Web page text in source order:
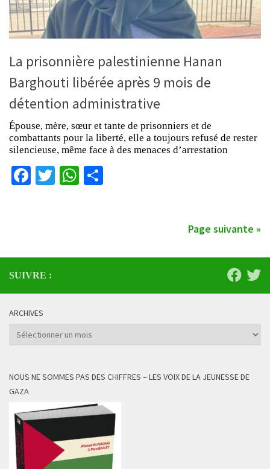
La prisonnière palestinienne Hanan
Barghouti libérée après 9 mois de
détention administrative
Épouse, mère, sœur et tante de prisonniers et de
combattants pour la liberté, elle a toujours refusé de rester
silencieuse, même face à des menaces d’arrestation
Facebook
TwitterWhatsApp
Page suivante »
SUIVRE :
ARCHIVES
Archives
NOUS NE SOMMES PAS DES CHIFFRES – LES VOIX DE LA JEUNESSE DE
GAZA